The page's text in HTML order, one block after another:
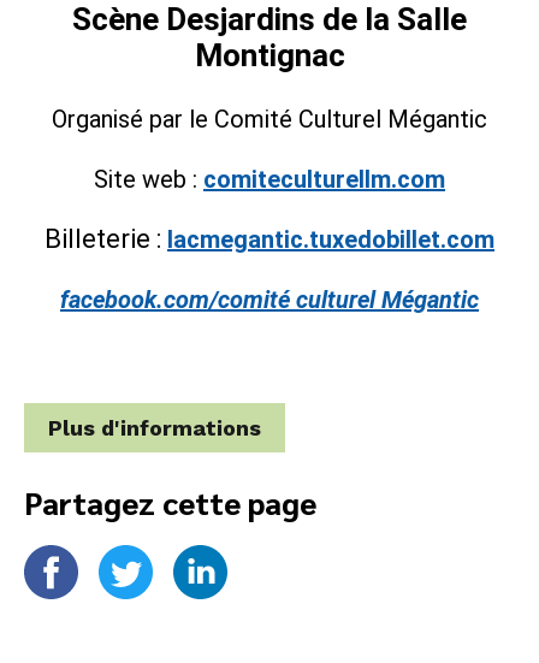
Scène Desjardins de la Salle
Montignac
Organisé par le Comité Culturel Mégantic
Site web : comiteculturellm.com
Billeterie : lacmegantic.tuxedobillet.com
facebook.com/comité culturel Mégantic
Plus d'informations
Partagez cette page